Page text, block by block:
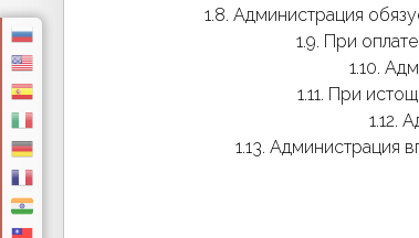
1.8. Администрация
1.9. При
1.10.
1.11. При
1.12.
1.13. Администрация